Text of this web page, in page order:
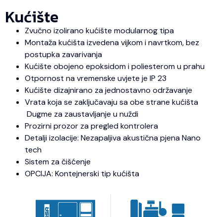
Kućište
Zvučno izolirano kućište modularnog tipa
Montaža kućišta izvedena vijkom i navrtkom, bez
postupka zavarivanja
Kućište obojeno epoksidom i poliesterom u prahu
Otpornost na vremenske uvjete je IP 23
Kućište dizajnirano za jednostavno održavanje
Vrata koja se zaključavaju sa obe strane kućišta
Dugme za zaustavljanje u nuždi
Prozirni prozor za pregled kontrolera
Detalji izolacije: Nezapaljiva akustična pjena Nano
tech
Sistem za čišćenje
OPCIJA: Kontejnerski tip kućišta